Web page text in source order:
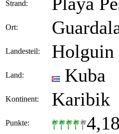
Strand:
Ort:
Landesteil: Holguin
Land: Kuba
Kontinent: Karibik
Punkte: 4,18